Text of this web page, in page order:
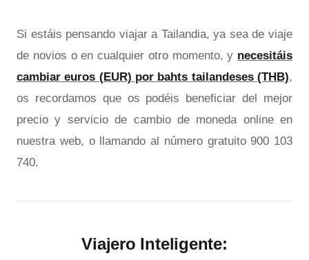
Si estáis pensando viajar a Tailandia, ya sea de viaje
de novios o en cualquier otro momento, y necesitáis
cambiar euros (EUR) por bahts tailandeses (THB),
os recordamos que os podéis beneficiar del mejor
precio y servicio de cambio de moneda online en
nuestra web, o llamando al número gratuito 900 103
740.
Viajero Inteligente: